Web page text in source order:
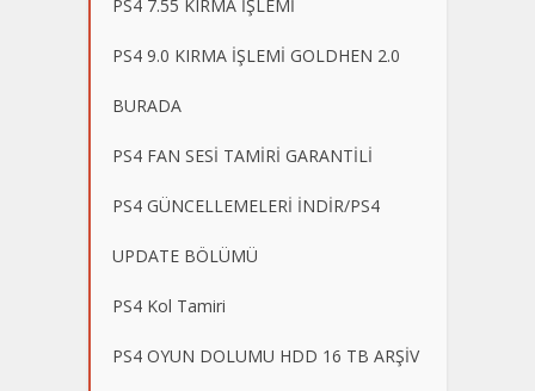
PS4 7.55 KIRMA İŞLEMİ
PS4 9.0 KIRMA İŞLEMİ GOLDHEN 2.0
BURADA
PS4 FAN SESİ TAMİRİ GARANTİLİ
PS4 GÜNCELLEMELERİ İNDİR/PS4
UPDATE BÖLÜMÜ
PS4 Kol Tamiri
PS4 OYUN DOLUMU HDD 16 TB ARŞİV